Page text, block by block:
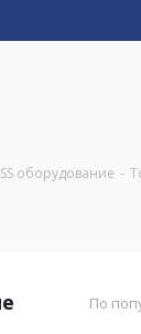
оборудование -
По